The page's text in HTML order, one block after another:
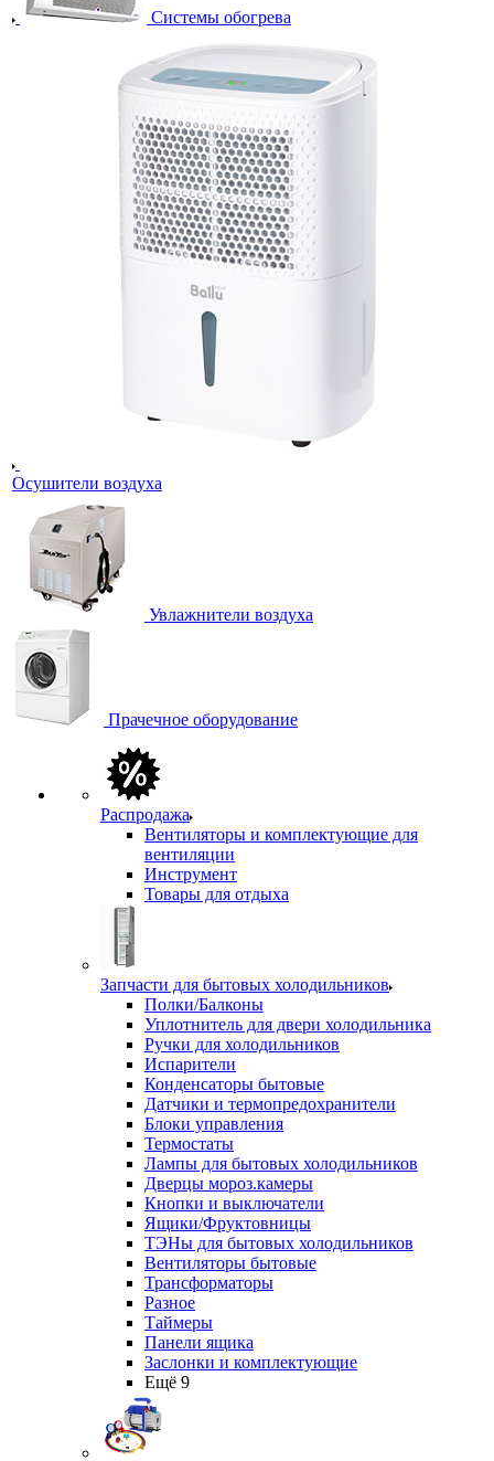
Системы обогрева
Осушители воздуха
Увлажнители воздуха
Прачечное оборудование
Распродажа
Вентиляторы и комплектующие для
вентиляции
Инструмент
Товары для отдыха
Запчасти для бытовых холодильников
Полки/Балконы
Уплотнитель для двери холодильника
Ручки для холодильников
Испарители
Конденсаторы бытовые
Датчики и термопредохранители
Блоки управления
Термостаты
Лампы для бытовых холодильников
Дверцы мороз.камеры
Кнопки и выключатели
Ящики/Фруктовницы
ТЭНы для бытовых холодильников
Вентиляторы бытовые
Трансформаторы
Разное
Таймеры
Панели ящика
Заслонки и комплектующие
Ещё 9